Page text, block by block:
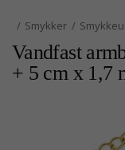
Smykker
Vandfast
+ 5 cm x 1,7